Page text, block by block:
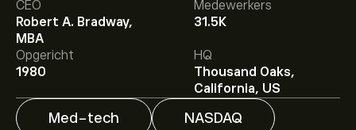
CEO
Robert A. Bradway,
MBA
Medewerkers
31.5K
Opgericht
1980
HQ
Thousand Oaks,
California, US
Med-tech NASDAQ
Het gemiddelde koersdoel voor Amgen Inc is 408.30‎$‎.
Meld je aan
analistenvoorspellingen en koersdoelen.
Analisten bieden voorspellingen voor Amgen Inc
gebaseerd op markttrends, financiële rapporten en